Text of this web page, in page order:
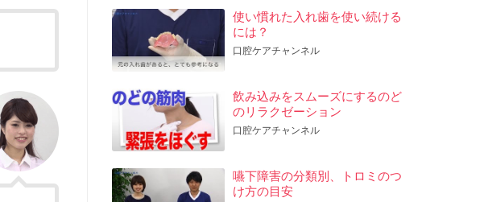
使い慣れた入れ歯を使い続ける
には？
口腔ケアチャンネル
飲み込みをスムーズにするのど
のリラクゼーション
口腔ケアチャンネル
嚥下障害の分類別、トロミのつ
け方の目安